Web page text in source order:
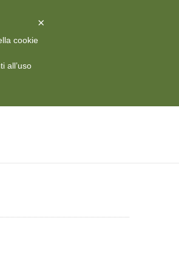
CONTATTI
×
cookie
all’uso